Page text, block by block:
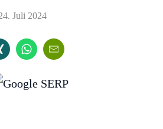
Juli 2024